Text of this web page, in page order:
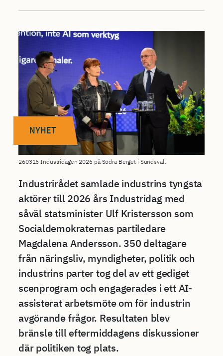
NYHET
260316 Industridagen 2026 på Södra Berget i Sundsvall
Industrirådet samlade industrins tyngsta
aktörer till 2026 års Industridag med
såväl statsminister Ulf Kristersson som
Socialdemokraternas partiledare
Magdalena Andersson. 350 deltagare
från näringsliv, myndigheter, politik och
industrins parter tog del av ett gediget
scenprogram och engagerades i ett AI-
assisterat arbetsmöte om för industrin
avgörande frågor. Resultaten blev
bränsle till eftermiddagens diskussioner
där politiken tog plats.